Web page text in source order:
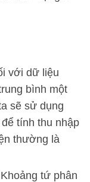
với dữ liệu
bình một
sẽ sử dụng
tính thu nhập
thường là
Khoảng tứ phân